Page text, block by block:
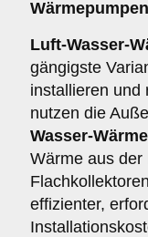
Wärmepumpen
Luft-Wasser-
gängigste
installieren und
nutzen die
Wasser-
Wärme aus
effizienter,